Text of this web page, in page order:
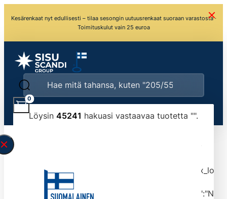
Kesärenkaat nyt edullisesti – tilaa sesongin uutuusrenkaat suoraan varastosta ·
Toimituskulut vain 25 euroa
Löysin 45241 hakuasi vastaavaa tuotetta "".
typed the search query correctly.<br>Currently
tmlmvi","meta_query":
0